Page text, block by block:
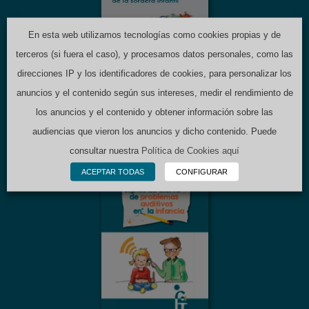
temprana de la
sordera infantil
FOLLETOS
CODEPEH
problemas auditivos
en la infancia
FOLLETOS
En esta web utilizamos tecnologías como cookies propias y de
terceros (si fuera el caso), y procesamos datos personales, como las
direcciones IP y los identificadores de cookies, para personalizar los
anuncios y el contenido según sus intereses, medir el rendimiento de
los anuncios y el contenido y obtener información sobre las
audiencias que vieron los anuncios y dicho contenido. Puede
consultar nuestra Política de Cookies aquí
ACEPTAR TODAS CONFIGURAR